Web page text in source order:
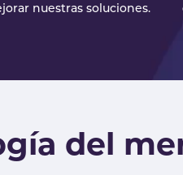
nuestras soluciones.
del